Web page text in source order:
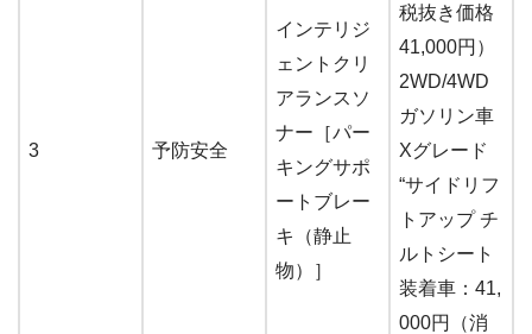
3 予防安全
インテリジ
ェントクリ
アランスソ
ナー［パー
キングサポ
ートブレー
キ（静止
物）］
税抜き価格
41,000円）
2WD/4WD
ガソリン車
Xグレード
“サイドリフ
トアップ チ
ルトシート
装着車：41,
000円（消